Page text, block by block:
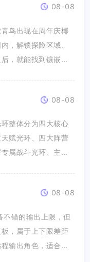
08-08
鸟出现在周年庆椰
，解锁探险区域、
，就能找到镶嵌伯
08-08
整体分为四大核心
赋光环、四大阵营
属战斗光环、主角
08-08
不错的输出上限，但
，属于上下限差距
输出角色，适合有